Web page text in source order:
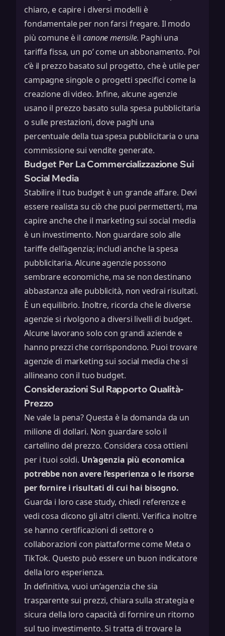
chiaro, e capire i diversi modelli è
fondamentale per non farsi fregare. Il modo
più comune è ilcanone mensile. Paghi una
tariffa fissa, un po’ come un abbonamento. Poi
c’è il prezzo basato sul progetto, che è utile per
campagne singole o progetti specifici come la
creazione di video. Infine, alcune agenzie
usano il prezzo basato sulla spesa pubblicitaria
o sulle prestazioni, dove paghi una
percentuale della tua spesa pubblicitaria o una
commissione sui vendite generate.
Budget Per La Commercializzazione Sui
Social Media
Stabilire il tuo budget è un grande affare. Devi
essere realista su ciò che puoi permetterti, ma
capire anche che il marketing sui social media
è un investimento. Non guardare solo alle
tariffe dell’agenzia; includi anche la spesa
pubblicitaria. Alcune agenzie possono
sembrare economiche, ma se non destinano
abbastanza alle pubblicità, non vedrai risultati.
È un equilibrio. Inoltre, ricorda che le diverse
agenzie si rivolgono a diversi livelli di budget.
Alcune lavorano solo con grandi aziende e
hanno prezzi che corrispondono. Puoi trovare
agenzie di marketing sui social media che si
allineano con il tuo budget.
Considerazioni Sul Rapporto Qualità-
Prezzo
Ne vale la pena? Questa è la domanda da un
milione di dollari. Non guardare solo il
cartellino del prezzo. Considera cosa ottieni
per i tuoi soldi. Un’agenzia più economica
potrebbe non avere l’esperienza o le risorse
per fornire i risultati di cui hai bisogno.
Guarda i loro case study, chiedi referenze e
vedi cosa dicono gli altri clienti. Verifica inoltre
se hanno certificazioni di settore o
collaborazioni con piattaforme come Meta o
TikTok. Questo può essere un buon indicatore
della loro esperienza.
In definitiva, vuoi un’agenzia che sia
trasparente sui prezzi, chiara sulla strategia e
sicura della loro capacità di fornire un ritorno
sul tuo investimento. Si tratta di trovare la